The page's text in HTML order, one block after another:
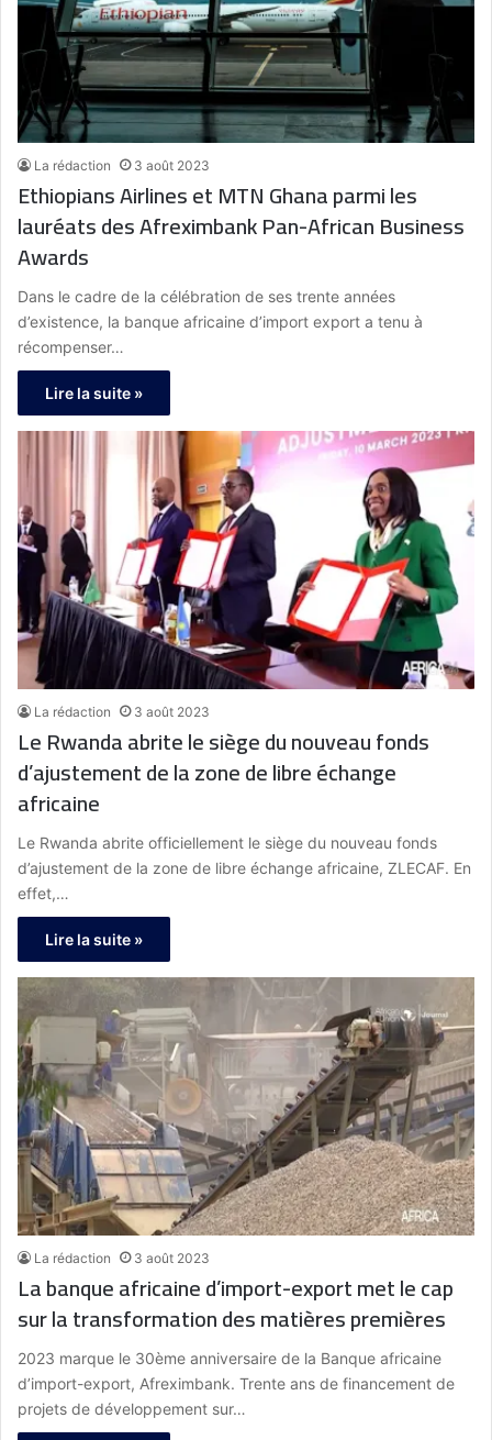
La rédaction 3 août 2023
Ethiopians Airlines et MTN Ghana parmi les
lauréats des Afreximbank Pan-African Business
Awards
Dans le cadre de la célébration de ses trente années
d’existence, la banque africaine d’import export a tenu à
récompenser…
Lire la suite »
La rédaction 3 août 2023
Le Rwanda abrite le siège du nouveau fonds
d’ajustement de la zone de libre échange
africaine
Le Rwanda abrite officiellement le siège du nouveau fonds
d’ajustement de la zone de libre échange africaine, ZLECAF. En
effet,…
Lire la suite »
La rédaction 3 août 2023
La banque africaine d’import-export met le cap
sur la transformation des matières premières
2023 marque le 30ème anniversaire de la Banque africaine
d’import-export, Afreximbank. Trente ans de financement de
projets de développement sur…